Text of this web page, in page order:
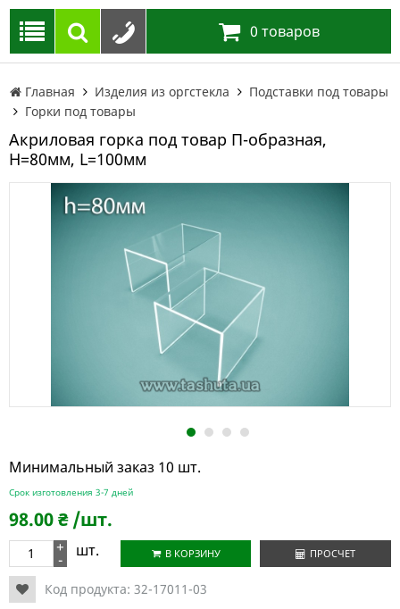
0 товаров
Главная Изделия из оргстекла
Подставки под товары
Горки под товары
Акриловая горка под товар П-образная,
H=80мм, L=100мм
1 2 3 4
Минимальный заказ 10 шт.
Срок изготовления 3-7 дней
98.00₴ /шт.
+
- шт. В КОРЗИНУ ПРОСЧЕТ
Код продукта: 32-17011-03